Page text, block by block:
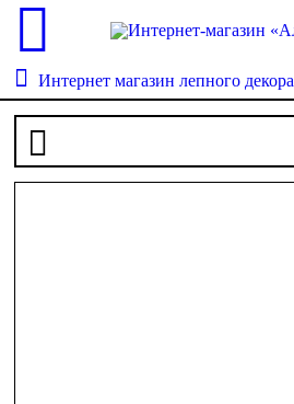
Интернет магазин лепного декора